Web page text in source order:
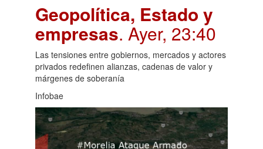
Geopolítica, Estado y
empresas. Ayer, 23:40
Las tensiones entre gobiernos, mercados y actores
privados redefinen alianzas, cadenas de valor y
márgenes de soberanía
Infobae